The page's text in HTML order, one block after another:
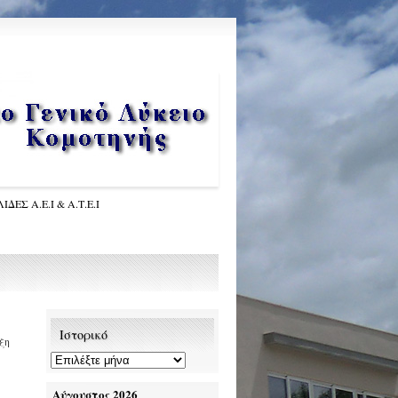
Α.Ε.Ι & Α.Τ.Ε.Ι
Ιστορικό
Αύγουστος 2026